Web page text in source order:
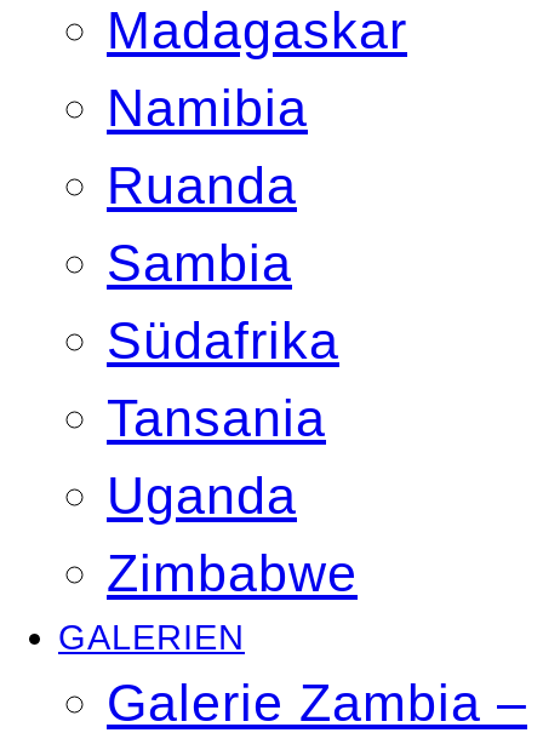
Madagaskar
Namibia
Ruanda
Sambia
Südafrika
Tansania
Uganda
Zimbabwe
GALERIEN
Galerie Zambia –